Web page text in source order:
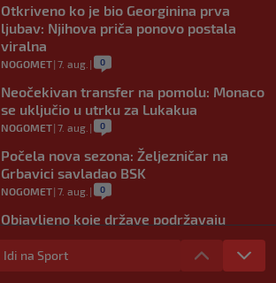
Otkriveno ko je bio Georginina prva
ljubav: Njihova priča ponovo postala
viralna
NOGOMET| 7. aug. | 0
Neočekivan transfer na pomolu: Monaco
se uključio u utrku za Lukakua
NOGOMET| 7. aug. | 0
Počela nova sezona: Željezničar na
Grbavici savladao BSK
NOGOMET| 7. aug. | 0
Objavljeno koje države podržavaju
Infantina, a koje traže promjene: HNS
odavno zauzeo stranu
Idi na Sport